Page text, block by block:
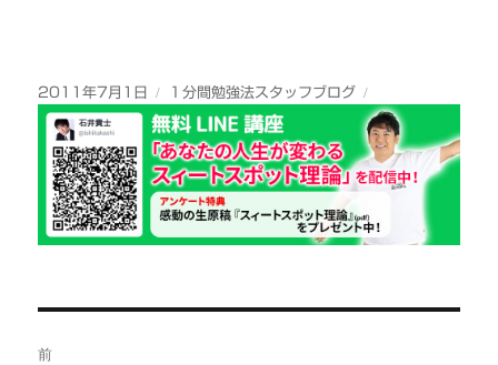
投
稿
2011年7月1日
カ
テ
ゴ
リ
ー
１分間勉強法スタッフブログ
前